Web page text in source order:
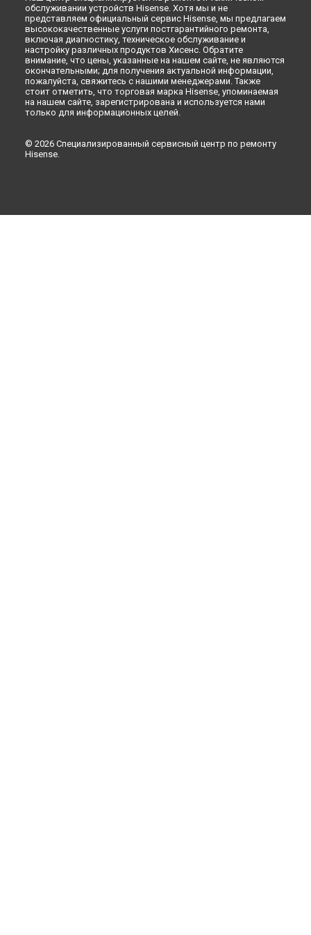
Ремонт стиральной машины WTL801G Hisense в
обслуживании устройств Hisense. Хотя мы и не
представляем официальный сервис Hisense, мы предлагаем
высококачественные услуги постгарантийного ремонта,
включая диагностику, техническое обслуживание и
настройку различных продуктов Хисенс. Обратите
внимание, что цены, указанные на нашем сайте, не являются
окончательными; для получения актуальной информации,
пожалуйста, свяжитесь с нашими менеджерами. Также
стоит отметить, что торговая марка Hisense, упоминаемая
на нашем сайте, зарегистрирована и используется нами
только для информационных целей.
© 2026 Специализированный сервисный центр по ремонту
Hisense.